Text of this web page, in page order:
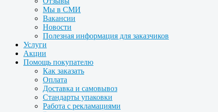
Мы в СМИ
Вакансии
Новости
Полезная информация для заказчиков
Услуги
Акции
Помощь покупателю
Как заказать
Оплата
Доставка и самовывоз
Стандарты упаковки
Работа с рекламациями